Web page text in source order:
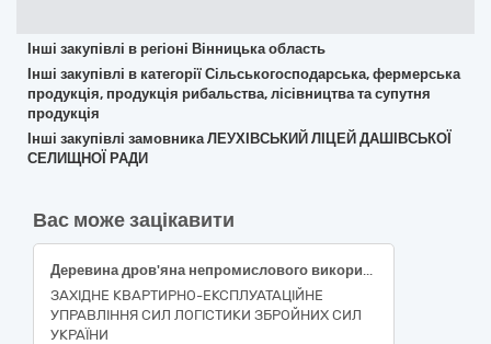
Інші закупівлі в регіоні Вінницька область
Інші закупівлі в категорії Сільськогосподарська, фермерська
продукція, продукція рибальства, лісівництва та супутня
продукція
Інші закупівлі замовника ЛЕУХІВСЬКИЙ ЛІЦЕЙ ДАШІВСЬКОЇ
СЕЛИЩНОЇ РАДИ
Вас може зацікавити
Деревина дров'яна непромислового використання 2 група ДК 021- 2015 - 03413000-8 – Паливна деревина
ЗАХІДНЕ КВАРТИРНО-ЕКСПЛУАТАЦІЙНЕ
УПРАВЛІННЯ СИЛ ЛОГІСТИКИ ЗБРОЙНИХ СИЛ
УКРАЇНИ